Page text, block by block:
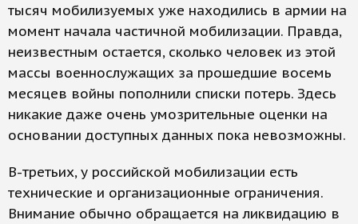
тысяч мобилизуемых уже находились в армии на
момент начала частичной мобилизации. Правда,
неизвестным остается, сколько человек из этой
массы военнослужащих за прошедшие восемь
месяцев войны пополнили списки потерь. Здесь
никакие даже очень умозрительные оценки на
основании доступных данных пока невозможны.
В-третьих, у российской мобилизации есть
технические и организационные ограничения.
Внимание обычно обращается на ликвидацию в